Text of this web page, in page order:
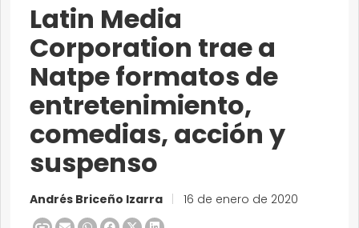
Latin Media
Corporation trae a
Natpe formatos de
entretenimiento,
comedias, acción y
suspenso
Andrés Briceño Izarra 16 de enero de 2020